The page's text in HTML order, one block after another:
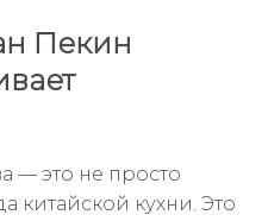
Пекин
— это не просто
китайской кухни. Это